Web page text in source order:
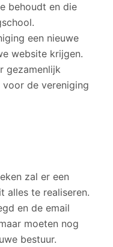
behoudt en die
een nieuwe
website krijgen.
gezamenlijk
de vereniging
zal er een
alles te realiseren.
en de email
moeten nog
bestuur.